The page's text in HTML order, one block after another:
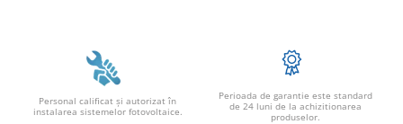
Personal calificat şi autorizat în
instalarea sistemelor fotovoltaice.
Perioada de garantie este standard
de 24 luni de la achizitionarea
produselor.